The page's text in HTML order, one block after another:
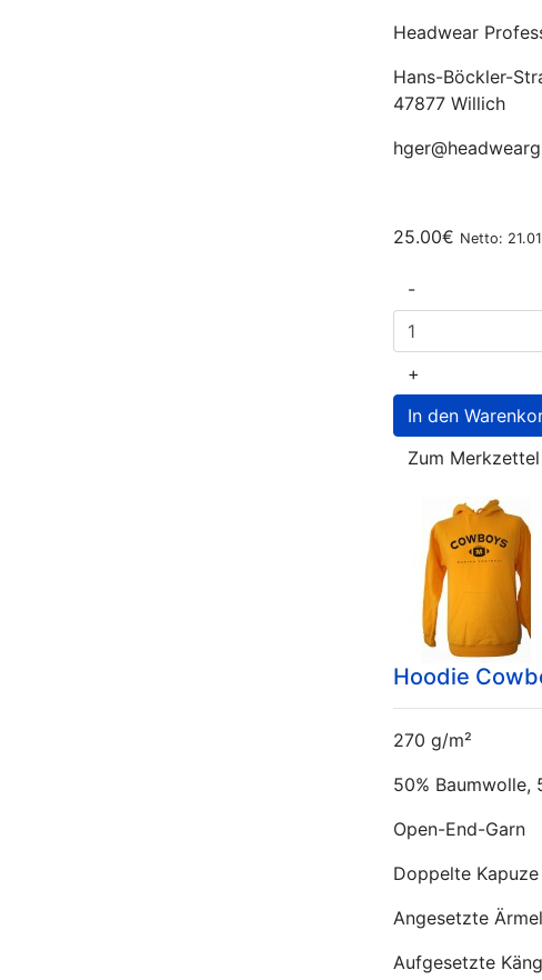
Headwear
Hans-Böckler-
47877 Willich
25.00€ Netto:
-
+
Zum Merkzettel
Hoodie
270 g/m²
50% Baumwolle,
Open-End-Garn
Doppelte
Angesetzte Ärmel
Aufgesetzte